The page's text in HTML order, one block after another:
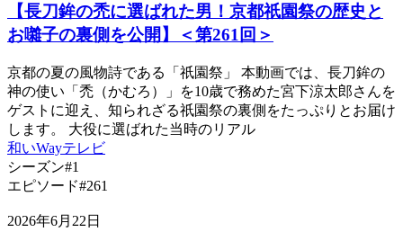
【長刀鉾の禿に選ばれた男！京都祇園祭の歴史と
お囃子の裏側を公開】＜第261回＞
京都の夏の風物詩である「祇園祭」 本動画では、長刀鉾の
神の使い「禿（かむろ）」を10歳で務めた宮下涼太郎さんを
ゲストに迎え、知られざる祇園祭の裏側をたっぷりとお届け
します。 大役に選ばれた当時のリアル
和いWayテレビ
シーズン#1
エピソード#261
2026年6月22日